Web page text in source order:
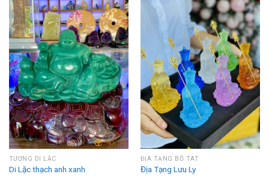
TƯỢNG DI LẶC
Di Lặc thạch anh xanh
ĐỊA TẠNG BỒ TÁT
Địa Tạng Lưu Ly